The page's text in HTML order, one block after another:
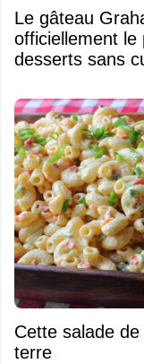
Le gâteau Graham et fraises se mérite
officiellement le
desserts sans
Cette salade
terre